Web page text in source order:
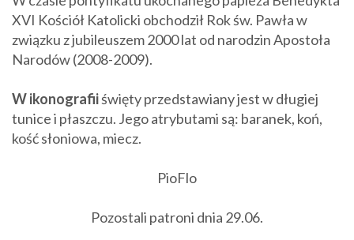
XVI Kościół Katolicki obchodził Rok św. Pawła w
związku z jubileuszem 2000 lat od narodzin Apostoła
Narodów (2008-2009).
W ikonografiiświętyprzedstawiany jest w długiej
tunice i płaszczu. Jego atrybutami są: baranek, koń,
kość słoniowa, miecz.
PioFlo
Pozostali patroni dnia 29.06.